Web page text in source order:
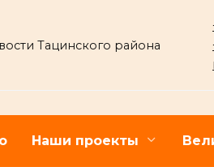
Тацинского района
Наши проекты